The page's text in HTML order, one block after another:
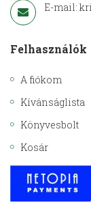
E-mail:
Felhasználók
A fiókom
Kívánságlista
Könyvesbolt
Kosár